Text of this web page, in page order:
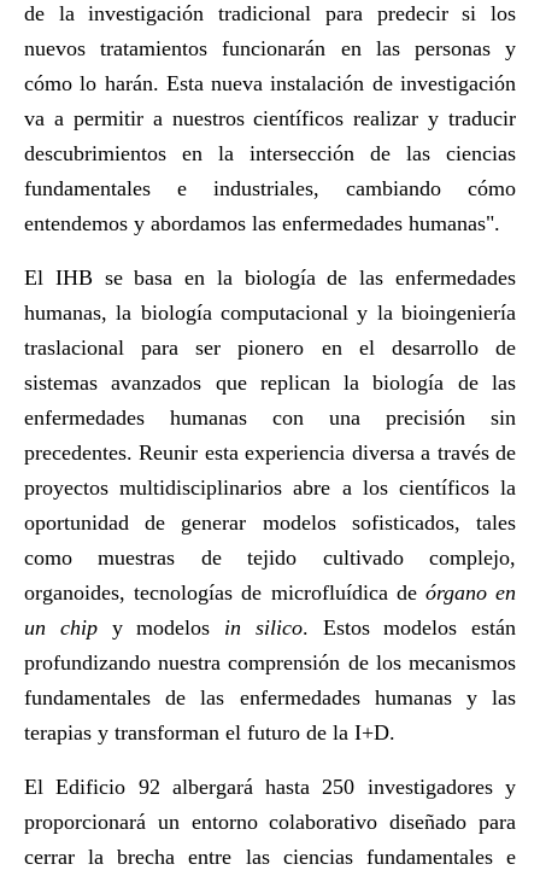
de la investigación tradicional para predecir si los
nuevos tratamientos funcionarán en las personas y
cómo lo harán. Esta nueva instalación de investigación
va a permitir a nuestros científicos realizar y traducir
descubrimientos en la intersección de las ciencias
fundamentales e industriales, cambiando cómo
entendemos y abordamos las enfermedades humanas".
El IHB se basa en la biología de las enfermedades
humanas, la biología computacional y la bioingeniería
traslacional para ser pionero en el desarrollo de
sistemas avanzados que replican la biología de las
enfermedades humanas con una precisión sin
precedentes. Reunir esta experiencia diversa a través de
proyectos multidisciplinarios abre a los científicos la
oportunidad de generar modelos sofisticados, tales
como muestras de tejido cultivado complejo,
organoides, tecnologías de microfluídica de órgano en
un chipy modelos in silico. Estos modelos están
profundizando nuestra comprensión de los mecanismos
fundamentales de las enfermedades humanas y las
terapias y transforman el futuro de la I+D.
El Edificio 92 albergará hasta 250 investigadores y
proporcionará un entorno colaborativo diseñado para
cerrar la brecha entre las ciencias fundamentales e